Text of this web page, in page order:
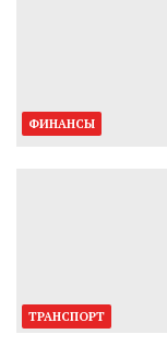
ФИНАНСЫ
ТРАНСПОРТ